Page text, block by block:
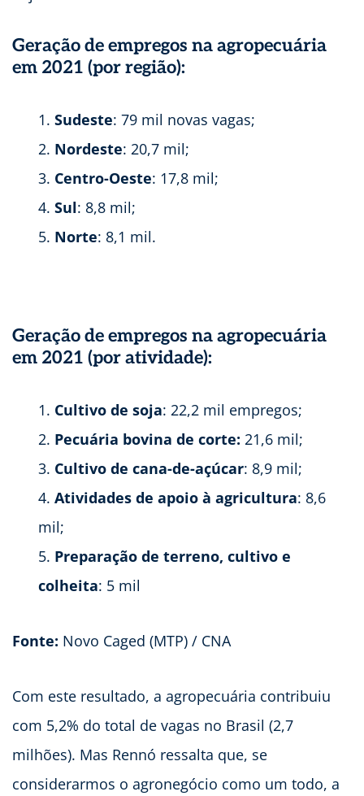
Geração de empregos na agropecuária
em 2021 (por região):
Sudeste: 79 mil novas vagas;
Nordeste: 20,7 mil;
Centro-Oeste: 17,8 mil;
Sul: 8,8 mil;
Norte: 8,1 mil.
Geração de empregos na agropecuária
em 2021 (por atividade):
Cultivo de soja: 22,2 mil empregos;
Pecuária bovina de corte: 21,6 mil;
Cultivo de cana-de-açúcar: 8,9 mil;
Atividades de apoio à agricultura: 8,6
mil;
Preparação de terreno, cultivo e
colheita: 5 mil
Fonte: Novo Caged (MTP) / CNA
Com este resultado, a agropecuária contribuiu
com 5,2% do total de vagas no Brasil (2,7
milhões). Mas Rennó ressalta que, se
considerarmos o agronegócio como um todo, a